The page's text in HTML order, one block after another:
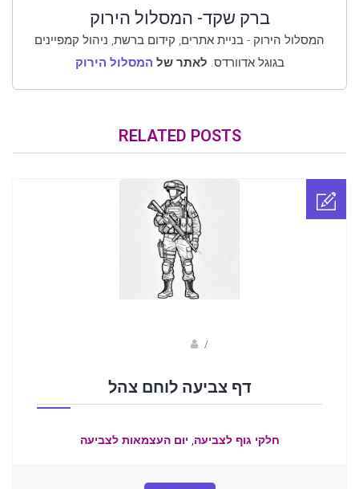
ברק שקד- המסלול הירוק
המסלול הירוק - בניית אתרים, קידום ברשת, ניהול קמפיינים
בגוגל אדוורדס. לאתר של המסלול הירוק
RELATED POSTS
/
דף צביעה לוחם צהל
חלקי גוף לצביעה יום העצמאות לצביעה